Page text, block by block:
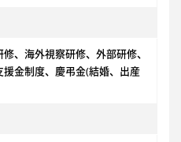
、海外視察研修、外部研修、
金制度、慶弔金(結婚、出産